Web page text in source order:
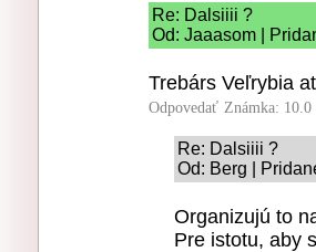
Re: Dalsiiii ?
Od: Jaaasom |
Trebárs Veľrybia
Odpovedať Známka: 10.0
Re: Dalsiiii ?
Od: Berg |
Organizujú to
Pre istotu, aby